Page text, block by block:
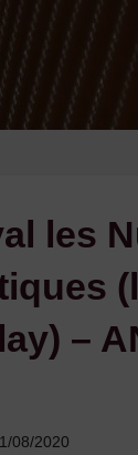
les
–
08/2020